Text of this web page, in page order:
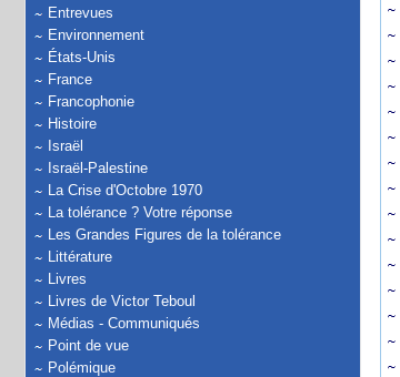
Entrevues
Environnement
États-Unis
France
Francophonie
Histoire
Israël
Israël-Palestine
La Crise d'Octobre 1970
La tolérance ? Votre réponse
Les Grandes Figures de la tolérance
Littérature
Livres
Livres de Victor Teboul
Médias - Communiqués
Point de vue
Polémique